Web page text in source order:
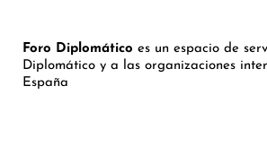
Foro Diplomático es un espacio de
Diplomático y a las organizaciones
España